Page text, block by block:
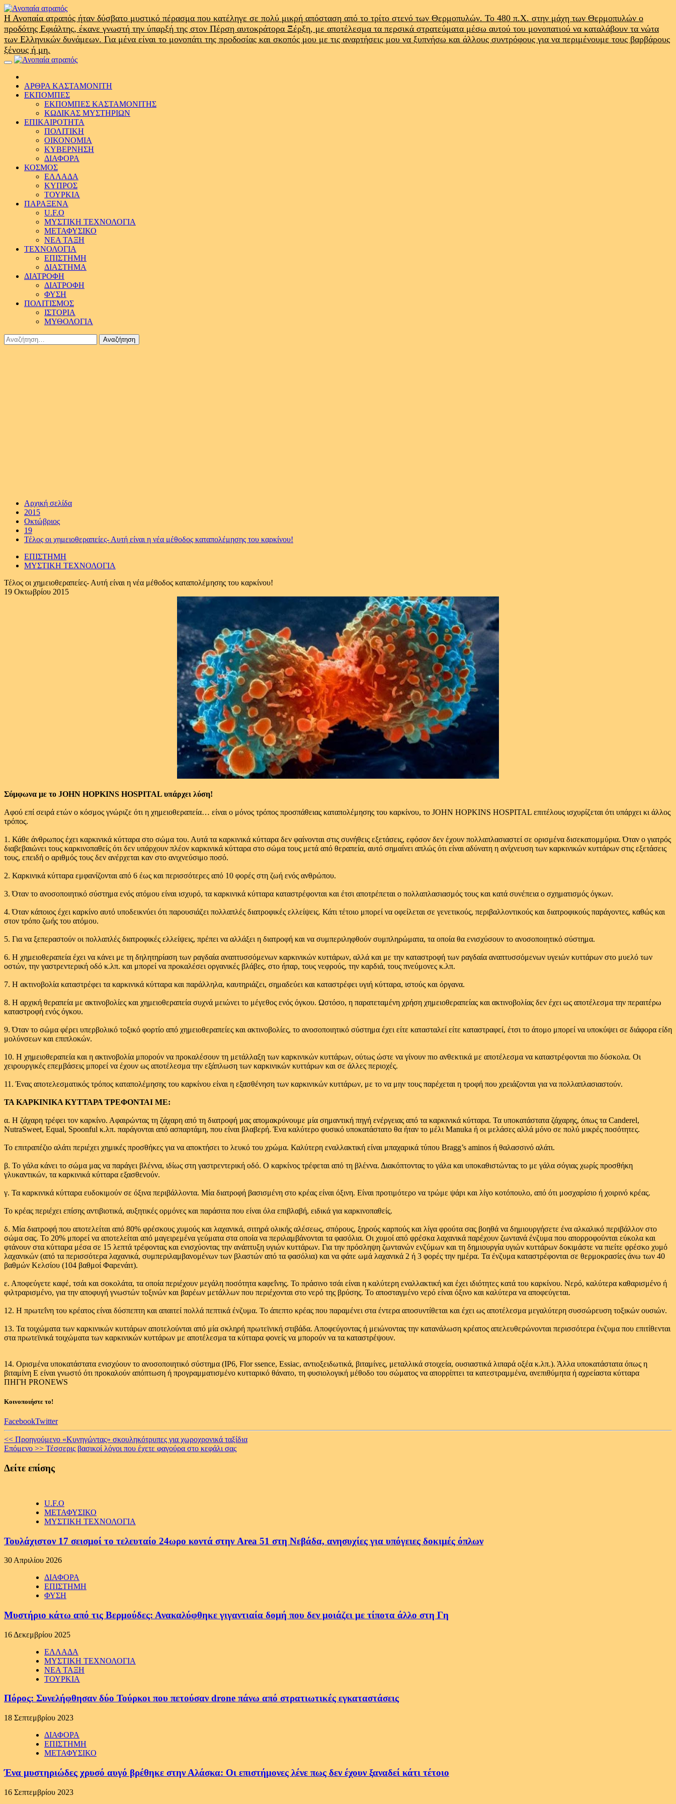
Skip
to
content
Η Ανοπαία ατραπός ήταν δύσβατο μυστικό πέρασμα που κατέληγε σε πολύ μικρή απόσταση από το τρίτο στενό των Θερμοπυλών. Το 480 π.Χ. στην μάχη των Θερμοπυλών ο
προδότης Εφιάλτης, έκανε γνωστή την ύπαρξή της στον Πέρση αυτοκράτορα Ξέρξη, με αποτέλεσμα τα περσικά στρατεύματα μέσω αυτού του μονοπατιού να καταλάβουν τα νώτα
των Ελληνικών δυνάμεων. Για μένα είναι το μονοπάτι της προδοσίας και σκοπός μου με τις αναρτήσεις μου να ξυπνήσω και άλλους συντρόφους για να περιμένουμε τους βαρβάρους
ξένους ή μη.
Primary
ΑΡΘΡΑ ΚΑΣΤΑΜΟΝΙΤΗ
ΕΚΠΟΜΠΕΣ
ΕΚΠΟΜΠΕΣ ΚΑΣΤΑΜΟΝΙΤΗΣ
ΚΩΔΙΚΑΣ ΜΥΣΤΗΡΙΩΝ
ΕΠΙΚΑΙΡΟΤΗΤΑ
ΠΟΛΙΤΙΚΗ
ΟΙΚΟΝΟΜΙΑ
ΚΥΒΕΡΝΗΣΗ
ΔΙΑΦΟΡΑ
ΚΟΣΜΟΣ
ΕΛΛΑΔΑ
ΚΥΠΡΟΣ
ΤΟΥΡΚΙΑ
ΠΑΡΑΞΕΝΑ
U.F.O
ΜΥΣΤΙΚΗ ΤΕΧΝΟΛΟΓΙΑ
ΜΕΤΑΦΥΣΙΚΟ
ΝΕΑ ΤΑΞΗ
ΤΕΧΝΟΛΟΓΙΑ
ΕΠΙΣΤΗΜΗ
ΔΙΑΣΤΗΜΑ
ΔΙΑΤΡΟΦΗ
ΔΙΑΤΡΟΦΗ
ΦΥΣΗ
ΠΟΛΙΤΙΣΜΟΣ
ΙΣΤΟΡΙΑ
ΜΥΘΟΛΟΓΙΑ
Αναζήτηση
για:
Αρχική σελίδα
2015
Οκτώβριος
19
Τέλος οι χημειοθεραπείες- Αυτή είναι η νέα μέθοδος καταπολέμησης του καρκίνου!
ΕΠΙΣΤΗΜΗ
ΜΥΣΤΙΚΗ ΤΕΧΝΟΛΟΓΙΑ
Τέλος οι χημειοθεραπείες- Αυτή είναι η νέα μέθοδος καταπολέμησης του καρκίνου!
19 Οκτωβρίου 2015
Σύμφωνα με το JOHN HOPKINS HOSPITAL υπάρχει λύση!
Αφού επί σειρά ετών ο κόσμος γνώριζε ότι η χημειοθεραπεία… είναι ο μόνος τρόπος προσπάθειας καταπολέμησης του καρκίνου, το JOHN HOPKINS HOSPITAL επιτέλους ισχυρίζεται ότι υπάρχει κι άλλος
τρόπος.
1. Κάθε άνθρωπος έχει καρκινικά κύτταρα στο σώμα του. Αυτά τα καρκινικά κύτταρα δεν φαίνονται στις συνήθεις εξετάσεις, εφόσον δεν έχουν πολλαπλασιαστεί σε ορισμένα δισεκατομμύρια. Όταν ο γιατρός
διαβεβαιώνει τους καρκινοπαθείς ότι δεν υπάρχουν πλέον καρκινικά κύτταρα στο σώμα τους μετά από θεραπεία, αυτό σημαίνει απλώς ότι είναι αδύνατη η ανίχνευση των καρκινικών κυττάρων στις εξετάσεις
τους, επειδή ο αριθμός τους δεν ανέρχεται καν στο ανιχνεύσιμο ποσό.
2. Καρκινικά κύτταρα εμφανίζονται από 6 έως και περισσότερες από 10 φορές στη ζωή ενός ανθρώπου.
3. Όταν το ανοσοποιητικό σύστημα ενός ατόμου είναι ισχυρό, τα καρκινικά κύτταρα καταστρέφονται και έτσι αποτρέπεται ο πολλαπλασιασμός τους και κατά συνέπεια ο σχηματισμός όγκων.
4. Όταν κάποιος έχει καρκίνο αυτό υποδεικνύει ότι παρουσιάζει πολλαπλές διατροφικές ελλείψεις. Κάτι τέτοιο μπορεί να οφείλεται σε γενετικούς, περιβαλλοντικούς και διατροφικούς παράγοντες, καθώς και
στον τρόπο ζωής του ατόμου.
5. Για να ξεπεραστούν οι πολλαπλές διατροφικές ελλείψεις, πρέπει να αλλάξει η διατροφή και να συμπεριληφθούν συμπληρώματα, τα οποία θα ενισχύσουν το ανοσοποιητικό σύστημα.
6. Η χημειοθεραπεία έχει να κάνει με τη δηλητηρίαση των ραγδαία αναπτυσσόμενων καρκινικών κυττάρων, αλλά και με την καταστροφή των ραγδαία αναπτυσσόμενων υγειών κυττάρων στο μυελό των
οστών, την γαστρεντερική οδό κ.λπ. και μπορεί να προκαλέσει οργανικές βλάβες, στο ήπαρ, τους νεφρούς, την καρδιά, τους πνεύμονες κ.λπ.
7. Η ακτινοβολία καταστρέφει τα καρκινικά κύτταρα και παράλληλα, καυτηριάζει, σημαδεύει και καταστρέφει υγιή κύτταρα, ιστούς και όργανα.
8. Η αρχική θεραπεία με ακτινοβολίες και χημειοθεραπεία συχνά μειώνει το μέγεθος ενός όγκου. Ωστόσο, η παρατεταμένη χρήση χημειοθεραπείας και ακτινοβολίας δεν έχει ως αποτέλεσμα την περαιτέρω
καταστροφή ενός όγκου.
9. Όταν το σώμα φέρει υπερβολικό τοξικό φορτίο από χημειοθεραπείες και ακτινοβολίες, το ανοσοποιητικό σύστημα έχει είτε κατασταλεί είτε καταστραφεί, έτσι το άτομο μπορεί να υποκύψει σε διάφορα είδη
μολύνσεων και επιπλοκών.
10. Η χημειοθεραπεία και η ακτινοβολία μπορούν να προκαλέσουν τη μετάλλαξη των καρκινικών κυττάρων, ούτως ώστε να γίνουν πιο ανθεκτικά με αποτέλεσμα να καταστρέφονται πιο δύσκολα. Οι
χειρουργικές επεμβάσεις μπορεί να έχουν ως αποτέλεσμα την εξάπλωση των καρκινικών κυττάρων και σε άλλες περιοχές.
11. Ένας αποτελεσματικός τρόπος καταπολέμησης του καρκίνου είναι η εξασθένηση των καρκινικών κυττάρων, με το να μην τους παρέχεται η τροφή που χρειάζονται για να πολλαπλασιαστούν.
ΤΑ ΚΑΡΚΙΝΙΚΑ ΚΥΤΤΑΡΑ ΤΡΕΦΟΝΤΑΙ ΜΕ:
α. Η ζάχαρη τρέφει τον καρκίνο. Αφαιρώντας τη ζάχαρη από τη διατροφή μας απομακρύνουμε μία σημαντική πηγή ενέργειας από τα καρκινικά κύτταρα. Τα υποκατάστατα ζάχαρης, όπως τα Canderel,
NutraSweet, Equal, Spoonful κ.λπ. παράγονται από ασπαρτάμη, που είναι βλαβερή. Ένα καλύτερο φυσικό υποκατάστατο θα ήταν το μέλι Manuka ή οι μελάσες αλλά μόνο σε πολύ μικρές ποσότητες.
Το επιτραπέζιο αλάτι περιέχει χημικές προσθήκες για να αποκτήσει το λευκό του χρώμα. Καλύτερη εναλλακτική είναι μπαχαρικά τύπου Bragg’s aminos ή θαλασσινό αλάτι.
β. Το γάλα κάνει το σώμα μας να παράγει βλέννα, ιδίως στη γαστρεντερική οδό. Ο καρκίνος τρέφεται από τη βλέννα. Διακόπτοντας το γάλα και υποκαθιστώντας το με γάλα σόγιας χωρίς προσθήκη
γλυκαντικών, τα καρκινικά κύτταρα εξασθενούν.
γ. Τα καρκινικά κύτταρα ευδοκιμούν σε όξινα περιβάλλοντα. Μία διατροφή βασισμένη στο κρέας είναι όξινη. Είναι προτιμότερο να τρώμε ψάρι και λίγο κοτόπουλο, από ότι μοσχαρίσιο ή χοιρινό κρέας.
Το κρέας περιέχει επίσης αντιβιοτικά, αυξητικές ορμόνες και παράσιτα που είναι όλα επιβλαβή, ειδικά για καρκινοπαθείς.
δ. Μία διατροφή που αποτελείται από 80% φρέσκους χυμούς και λαχανικά, σιτηρά ολικής αλέσεως, σπόρους, ξηρούς καρπούς και λίγα φρούτα σας βοηθά να δημιουργήσετε ένα αλκαλικό περιβάλλον στο
σώμα σας. Το 20% μπορεί να αποτελείται από μαγειρεμένα γεύματα στα οποία να περιλαμβάνονται τα φασόλια. Οι χυμοί από φρέσκα λαχανικά παρέχουν ζωντανά ένζυμα που απορροφούνται εύκολα και
φτάνουν στα κύτταρα μέσα σε 15 λεπτά τρέφοντας και ενισχύοντας την ανάπτυξη υγιών κυττάρων. Για την πρόσληψη ζωντανών ενζύμων και τη δημιουργία υγιών κυττάρων δοκιμάστε να πιείτε φρέσκο χυμό
λαχανικών (από τα περισσότερα λαχανικά, συμπεριλαμβανομένων των βλαστών από τα φασόλια) και να φάτε ωμά λαχανικά 2 ή 3 φορές την ημέρα. Τα ένζυμα καταστρέφονται σε θερμοκρασίες άνω των 40
βαθμών Κελσίου (104 βαθμοί Φαρενάιτ).
ε. Αποφεύγετε καφέ, τσάι και σοκολάτα, τα οποία περιέχουν μεγάλη ποσότητα καφεΐνης. Το πράσινο τσάι είναι η καλύτερη εναλλακτική και έχει ιδιότητες κατά του καρκίνου. Νερό, καλύτερα καθαρισμένο ή
φιλτραρισμένο, για την αποφυγή γνωστών τοξινών και βαρέων μετάλλων που περιέχονται στο νερό της βρύσης. Το αποσταγμένο νερό είναι όξινο και καλύτερα να αποφεύγεται.
12. Η πρωτεΐνη του κρέατος είναι δύσπεπτη και απαιτεί πολλά πεπτικά ένζυμα. Το άπεπτο κρέας που παραμένει στα έντερα αποσυντίθεται και έχει ως αποτέλεσμα μεγαλύτερη συσσώρευση τοξικών ουσιών.
13. Τα τοιχώματα των καρκινικών κυττάρων αποτελούνται από μία σκληρή πρωτεϊνική στιβάδα. Αποφεύγοντας ή μειώνοντας την κατανάλωση κρέατος απελευθερώνονται περισσότερα ένζυμα που επιτίθενται
στα πρωτεϊνικά τοιχώματα των καρκινικών κυττάρων με αποτέλεσμα τα κύτταρα φονείς να μπορούν να τα καταστρέψουν.
14. Ορισμένα υποκατάστατα ενισχύουν το ανοσοποιητικό σύστημα (IP6, Flor ssence, Essiac, αντιοξειδωτικά, βιταμίνες, μεταλλικά στοιχεία, ουσιαστικά λιπαρά οξέα κ.λπ.). Άλλα υποκατάστατα όπως η
βιταμίνη Ε είναι γνωστό ότι προκαλούν απόπτωση ή προγραμματισμένο κυτταρικό θάνατο, τη φυσιολογική μέθοδο του σώματος να απορρίπτει τα κατεστραμμένα, ανεπιθύμητα ή αχρείαστα κύτταρα
ΠΗΓΗ PRONEWS
Κοινοποιήστε το!
FacebookTwitter
Continue
Reading
<< Προηγούμενο «Κυνηγώντας» σκουληκότρυπες για χωροχρονικά ταξίδια
Επόμενο >> Τέσσερις βασικοί λόγοι που έχετε φαγούρα στο κεφάλι σας
Δείτε επίσης
U.F.O
ΜΕΤΑΦΥΣΙΚΟ
ΜΥΣΤΙΚΗ ΤΕΧΝΟΛΟΓΙΑ
Τουλάχιστον 17 σεισμοί το τελευταίο 24ωρο κοντά στην Area 51 στη Νεβάδα, ανησυχίες για υπόγειες δοκιμές όπλων
30 Απριλίου 2026
ΔΙΑΦΟΡΑ
ΕΠΙΣΤΗΜΗ
ΦΥΣΗ
Μυστήριο κάτω από τις Βερμούδες: Ανακαλύφθηκε γιγαντιαία δομή που δεν μοιάζει με τίποτα άλλο στη Γη
16 Δεκεμβρίου 2025
ΕΛΛΑΔΑ
ΜΥΣΤΙΚΗ ΤΕΧΝΟΛΟΓΙΑ
ΝΕΑ ΤΑΞΗ
ΤΟΥΡΚΙΑ
Πόρος: Συνελήφθησαν δύο Τούρκοι που πετούσαν drone πάνω από στρατιωτικές εγκαταστάσεις
18 Σεπτεμβρίου 2023
ΔΙΑΦΟΡΑ
ΕΠΙΣΤΗΜΗ
ΜΕΤΑΦΥΣΙΚΟ
Ένα μυστηριώδες χρυσό αυγό βρέθηκε στην Αλάσκα: Οι επιστήμονες λένε πως δεν έχουν ξαναδεί κάτι τέτοιο
16 Σεπτεμβρίου 2023